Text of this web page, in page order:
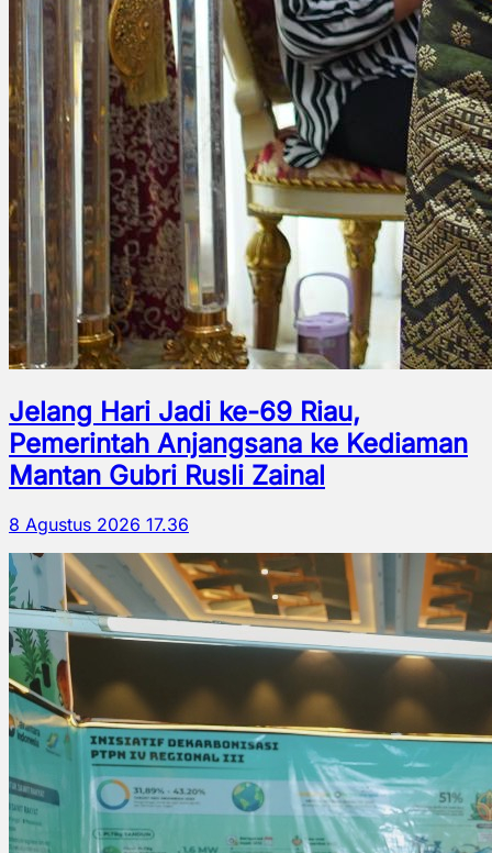
Jelang Hari Jadi ke-69 Riau,
Pemerintah Anjangsana ke Kediaman
Mantan Gubri Rusli Zainal
8 Agustus 2026 17.36